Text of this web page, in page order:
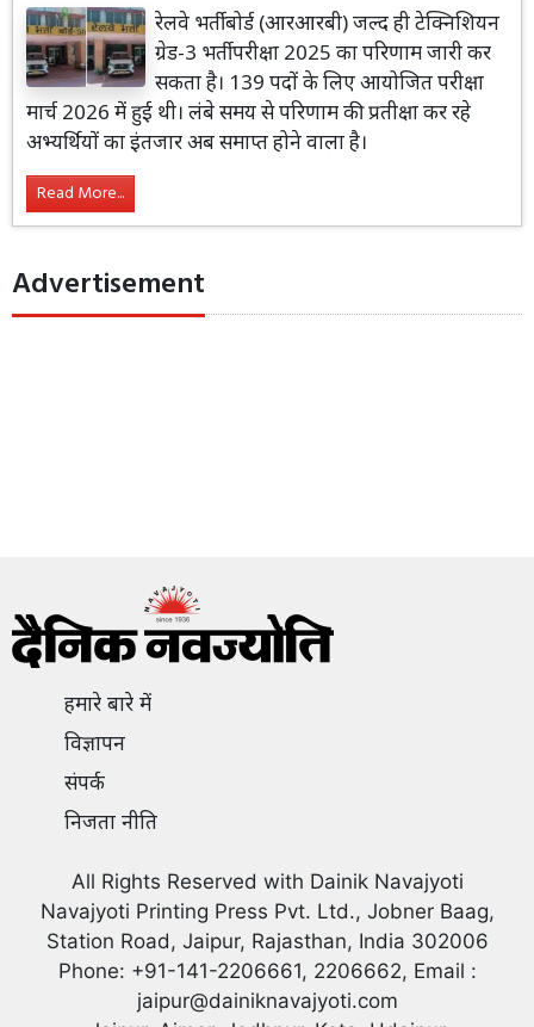
रेलवे भर्ती बोर्ड (आरआरबी) जल्द ही टेक्निशियन
ग्रेड-3 भर्ती परीक्षा 2025 का परिणाम जारी कर
सकता है। 139 पदों के लिए आयोजित परीक्षा
मार्च 2026 में हुई थी। लंबे समय से परिणाम की प्रतीक्षा कर रहे
अभ्यर्थियों का इंतजार अब समाप्त होने वाला है।
Read More...
Advertisement
हमारे बारे में
विज्ञापन
संपर्क
निजता नीति
All Rights Reserved with Dainik Navajyoti
Navajyoti Printing Press Pvt. Ltd., Jobner Baag,
Station Road, Jaipur, Rajasthan, India 302006
Phone: +91-141-2206661, 2206662, Email :
jaipur@dainiknavajyoti.com